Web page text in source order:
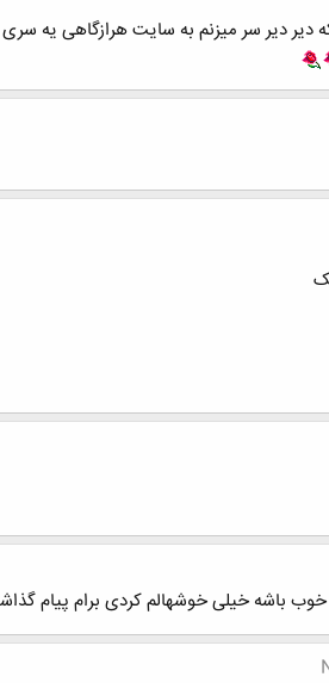
دیر سر میزنم به سایت هرازگاهی یه سری
باشه خیلی خوشهالم کردی برام پیام